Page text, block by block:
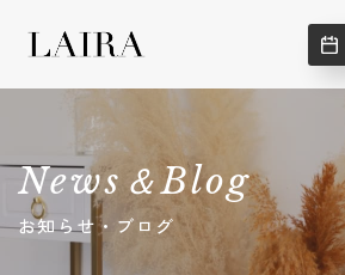
News＆Blog
お知らせ・ブログ